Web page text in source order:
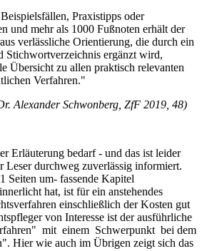
Praxistipps oder
und mehr als 1000 Fußnoten erhält der
verlässliche Orientierung, die durch ein
Stichwortverzeichnis ergänzt wird,
Übersicht zu allen praktisch relevanten
Verfahren."
Alexander Schwonberg, ZfF 2019, 48)
Erläuterung bedarf - und das ist leider
Leser durchweg zuverlässig informiert.
Seiten um- fassende Kapitel
hat, ist für ein anstehendes
einschließlich der Kosten gut
von Interesse ist der ausführliche
mit einem Schwerpunkt bei dem
Hier wie auch im Übrigen zeigt sich das